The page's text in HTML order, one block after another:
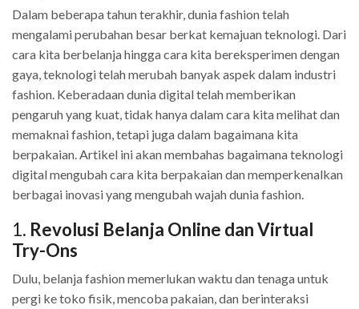
Dalam beberapa tahun terakhir, dunia fashion telah
mengalami perubahan besar berkat kemajuan teknologi. Dari
cara kita berbelanja hingga cara kita bereksperimen dengan
gaya, teknologi telah merubah banyak aspek dalam industri
fashion. Keberadaan dunia digital telah memberikan
pengaruh yang kuat, tidak hanya dalam cara kita melihat dan
memaknai fashion, tetapi juga dalam bagaimana kita
berpakaian. Artikel ini akan membahas bagaimana teknologi
digital mengubah cara kita berpakaian dan memperkenalkan
berbagai inovasi yang mengubah wajah dunia fashion.
1. Revolusi Belanja Online dan Virtual
Try-Ons
Dulu, belanja fashion memerlukan waktu dan tenaga untuk
pergi ke toko fisik, mencoba pakaian, dan berinteraksi